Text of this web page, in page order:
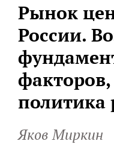
Рынок
России.
политика
Яков Миркин